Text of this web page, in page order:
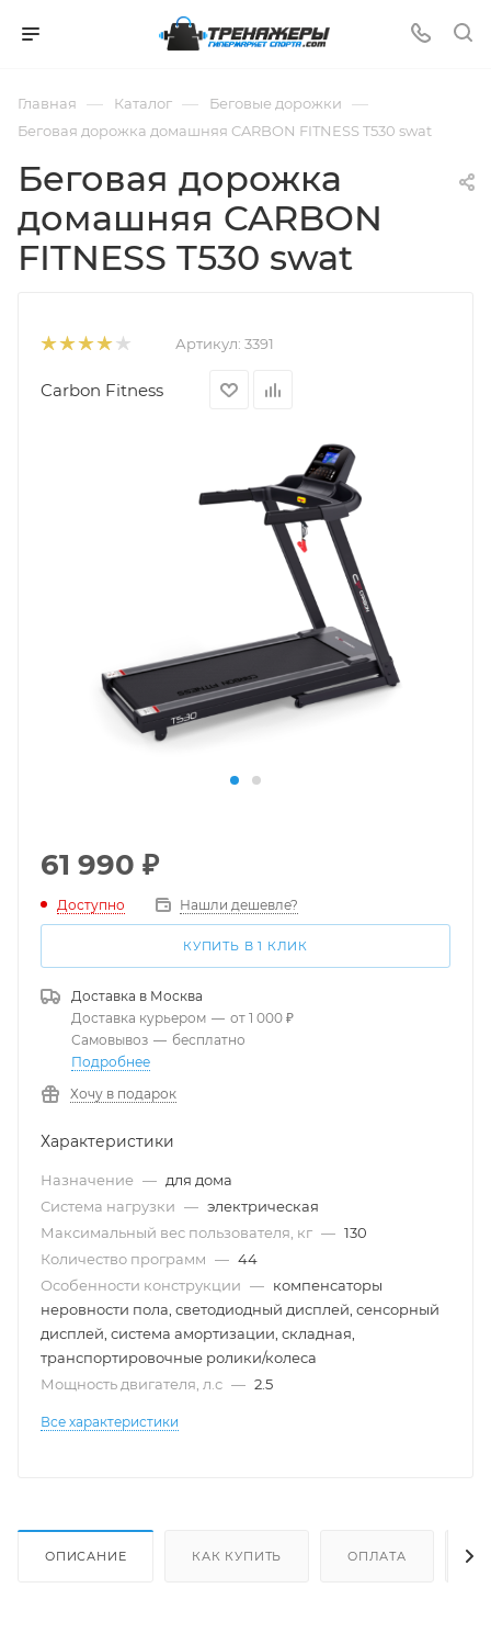
Главная — Каталог — Беговые дорожки —
Беговая дорожка домашняя CARBON FITNESS T530 swat
Беговая дорожка
домашняя CARBON
FITNESS T530 swat
Артикул: 3391
Carbon Fitness
61 990 ₽
Доступно Нашли дешевле?
КУПИТЬ В 1 КЛИК
Доставка в Москва
Доставка курьером — от 1 000 ₽
Самовывоз — бесплатно
Подробнее
Хочу в подарок
Характеристики
Назначение — для дома
Система нагрузки — электрическая
Максимальный вес пользователя, кг — 130
Количество программ — 44
Особенности конструкции — компенсаторы
неровности пола, светодиодный дисплей, сенсорный
дисплей, система амортизации, складная,
транспортировочные ролики/колеса
Мощность двигателя, л.с — 2.5
Все характеристики
ОПИСАНИЕ КАК КУПИТЬ ОПЛАТА